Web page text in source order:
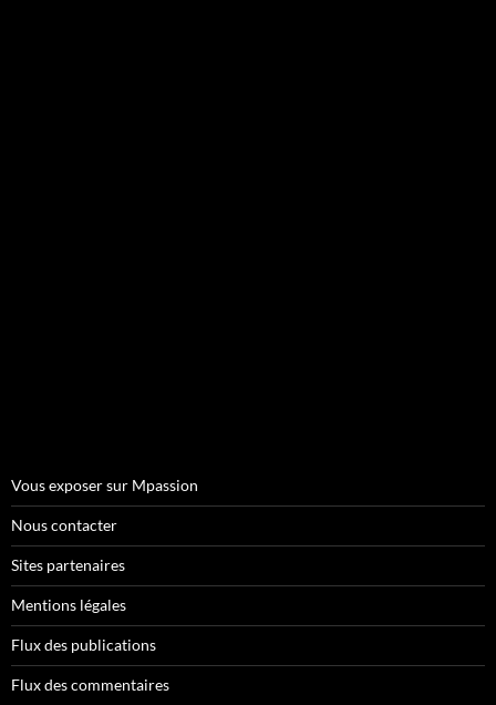
Vous exposer sur Mpassion
Nous contacter
Sites partenaires
Mentions légales
Flux des publications
Flux des commentaires